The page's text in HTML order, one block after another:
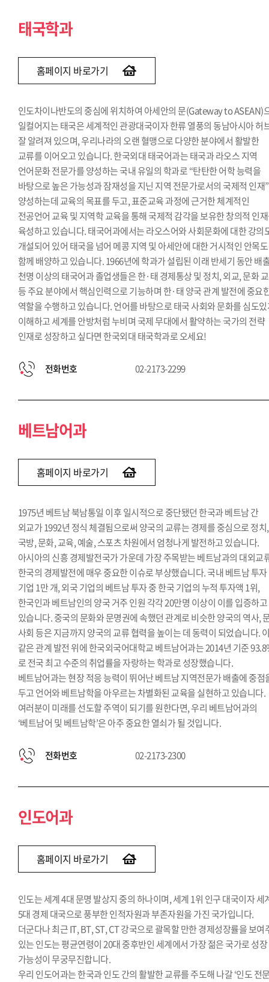
태국학과
홈페이지 바로가기
인도차이나반도의 중심에 위치하여 아세안의 문(Gateway to ASEAN)
일컬어지는 태국은 세계적인 관광대국이자 한류 열풍의 동남아시아 허
잘 알려져 있으며, 우리나라의 오랜 혈맹으로 다양한 분야에서 활발한
교류를 이어오고 있습니다. 한국외대 태국어과는 태국과 라오스 지역
언어문화 전문가를 양성하는 국내 유일의 학과로 “탄탄한 어학 능력을
바탕으로 높은 가능성과 잠재성을 지닌 지역 전문가로서의 국제적 인재
양성하는데 교육의 목표를 두고, 표준교육 과정에 근거한 체계적인
전공언어 교육 및 지역학 교육을 통해 국제적 감각을 보유한 창의적 인
육성하고 있습니다. 태국어과에서는 라오스어와 사회문화에 대한 강의
개설되어 있어 태국을 넘어 메콩 지역 및 아세안에 대한 거시적인 안목도
함께 배양하고 있습니다. 1966년에 학과가 설립된 이래 반세기 동안 배
천명 이상의 태국어과 졸업생들은 한·태 경제통상 및 정치, 외교, 문화
등 주요 분야에서 핵심인력으로 기능하며 한·태 양국 관계 발전에 중요
역할을 수행하고 있습니다. 언어를 바탕으로 태국 사회와 문화를 심도
이해하고 세계를 안방처럼 누비며 국제 무대에서 활약하는 국가의 전략
인재로 성장하고 싶다면 한국외대 태국학과로 오세요!
전화번호 02-2173-2299
베트남어과
홈페이지 바로가기
1975년 베트남 북남통일 이후 일시적으로 중단됐던 한국과 베트남 간
외교가 1992년 정식 체결됨으로써 양국의 교류는 경제를 중심으로 정치,
국방, 문화, 교육, 예술, 스포츠 차원에서 엄청나게 발전하고 있습니다.
아시아의 신흥 경제발전국가 가운데 가장 주목받는 베트남과의 대외교
한국의 경제발전에 매우 중요한 이슈로 부상했습니다. 국내 베트남 투자
기업 1만 개, 외국 기업의 베트남 투자 중 한국 기업의 누적 투자액 1위,
한국인과 베트남인의 양국 거주 인원 각각 20만명 이상이 이를 입증하고
있습니다. 중국의 문화와 문명권에 속했던 관계로 비슷한 양국의 역사,
사회 등은 지금까지 양국의 교류 협력을 높이는 데 동력이 되었습니다.
같은 관계 발전 위에 한국외국어대학교 베트남어과는 2014년 기준
로 전국 최고 수준의 취업률을 자랑하는 학과로 성장했습니다.
베트남어과는 현장 적응 능력이 뛰어난 베트남 지역전문가 배출에 중점
두고 언어와 베트남학을 아우르는 차별화된 교육을 실현하고 있습니다.
여러분이 미래를 선도할 주역이 되기를 원한다면, 우리 베트남어과의
‘베트남어 및 베트남학’은 아주 중요한 열쇠가 될 것입니다.
전화번호 02-2173-2300
인도어과
홈페이지 바로가기
인도는 세계 4대 문명 발상지 중의 하나이며, 세계 1위 인구 대국이자 세
5대 경제 대국으로 풍부한 인적자원과 부존자원을 가진 국가입니다.
더군다나 최근 IT, BT, ST, CT 강국으로 괄목할 만한 경제성장률을 보여
있는 인도는 평균연령이 20대 중후반인 세계에서 가장 젊은 국가로 성장
가능성이 무궁무진합니다.
우리 인도어과는 한국과 인도 간의 활발한 교류를 주도해 나갈 ‘인도 전